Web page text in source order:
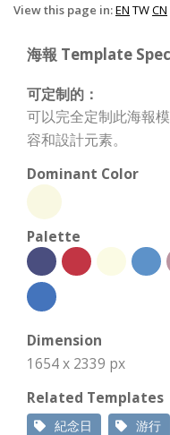
View this page in:EN TWCN
海報 Template
可定制的：
可以完全定制此海報
容和設計元素。
Dominant Color
Palette
Dimension
1654 x 2339 px
Related Templates
紀念日 游行